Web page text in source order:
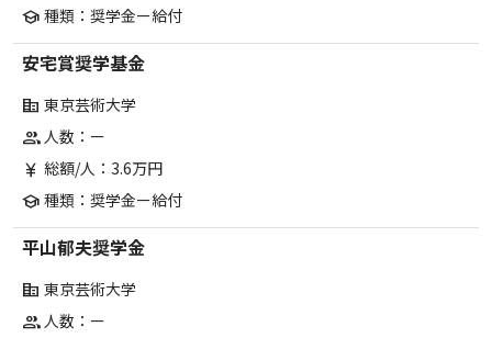
school 種類：奨学金ー給付
安宅賞奨学基金
corporate_fare 東京芸術大学
group人数：ー
currency_yen 総額/人：3.6万円
school 種類：奨学金ー給付
平山郁夫奨学金
corporate_fare 東京芸術大学
group人数：ー